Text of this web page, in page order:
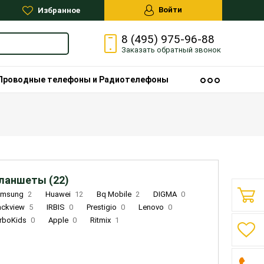
Избранное Войти
8 (495) 975-96-88
Заказать обратный звонок
телефоны и Радиотелефоны
(22)
2 Huawei 12 Bq Mobile 2 DIGMA 0
5 IRBIS 0 Prestigio 0 Lenovo 0
0 Apple 0 Ritmix 1